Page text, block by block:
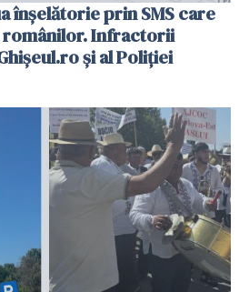
înșelătorie prin SMS care
Infractorii
și al Poliției